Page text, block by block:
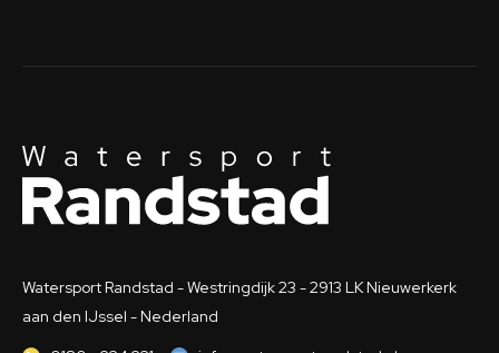
Watersport Randstad - Westringdijk 23 - 2913 LK Nieuwerkerk
aan den IJssel - Nederland